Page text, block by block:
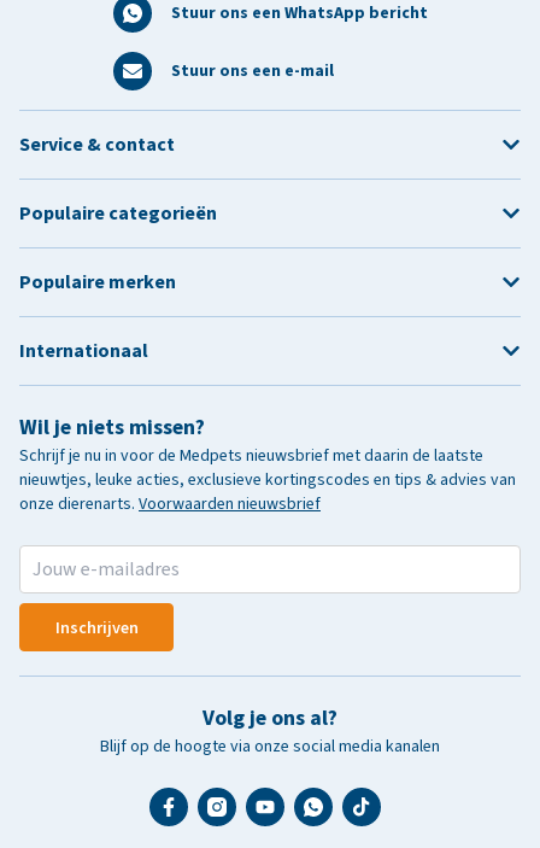
Stuur ons een WhatsApp bericht
Stuur ons een e-mail
Wil je niets missen?
Schrijf je nu in voor de Medpets nieuwsbrief met daarin de laatste
nieuwtjes, leuke acties, exclusieve kortingscodes en tips & advies van
onze dierenarts. Voorwaarden nieuwsbrief
Inschrijven
Volg je ons al?
Blijf op de hoogte via onze social media kanalen
Service & contact
Populaire categorieën
Populaire merken
Internationaal